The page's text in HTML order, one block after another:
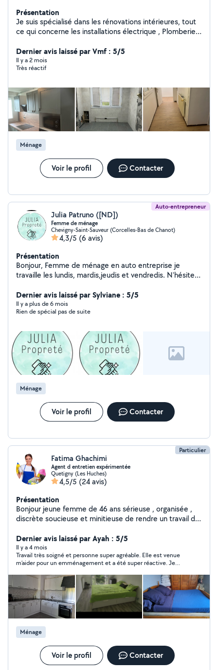
Présentation
Je suis spécialisé dans les rénovations intérieures, tout
ce qui concerne les installations électrique , Plomberie ,
toutes sortes de meubles et placards
Dernier avis laissé par Vmf : 5/5
Il y a 2 mois
Très réactif
Ménage
Voir le profil Contacter
Auto-entrepreneur
Julia Patruno ([ND])
Femme de ménage
Chevigny-Saint-Sauveur (Corcelles-Bas de Chanot)
4,3/5 (6 avis)
Présentation
Bonjour, Femme de ménage en auto entreprise je
travaille les lundis, mardis,jeudis et vendredis. N'hésitez
Dernier avis laissé par Sylviane : 5/5
Il y a plus de 6 mois
Rien de spécial pas de suite
Ménage
Voir le profil Contacter
Particulier
Fatima Ghachimi
Agent d entretien expérimentée
Quetigny (Les Huches)
4,5/5 (24 avis)
Présentation
Bonjour jeune femme de 46 ans sérieuse , organisée ,
discrète soucieuse et minitieuse de rendre un travail de
Veillant à la propreté et l'ordre des lieux . Je suis a l aise
avec les tâches courantes et plus spécifiques.
Disponible pour des services d aide à la personne aide
ménagère à domicile locaux ou des petits travaux
bureaux cabinet( vous avez besoin de nettoyage
courses vitres ou garder des enfants ou tenir compagnie
une personne etc.... repassage a la corbeille (20 la
corbeille) déposé a mon domicile et revenir la récupérer
à mon domicile.je suis la pour vous satisfaire. Zones :
Quetigny/chevigny st sauveur/dijon centre ville . je
m'adapte facilement . Que vous recherchiez une aide
ponctuelle , je vous propose mes services . N'hésitez
pas à me contacter je répondrais à vos demandes et
questions . Je ne prends pas de cesu . Je suis
Dernier avis laissé par Ayah : 5/5
Il y a 4 mois
Travail très soigné et personne super agréable. Elle est venue
m’aider pour un emménagement et a été super réactive. Je
Ménage
Voir le profil Contacter